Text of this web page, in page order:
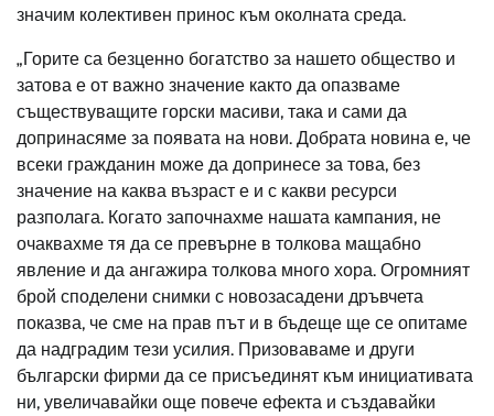
значим колективен принос към околната среда.
„Горите са безценно богатство за нашето общество и
затова е от важно значение както да опазваме
съществуващите горски масиви, така и сами да
допринасяме за появата на нови. Добрата новина е, че
всеки гражданин може да допринесе за това, без
значение на каква възраст е и с какви ресурси
разполага. Когато започнахме нашата кампания, не
очаквахме тя да се превърне в толкова мащабно
явление и да ангажира толкова много хора. Огромният
брой споделени снимки с новозасадени дръвчета
показва, че сме на прав път и в бъдеще ще се опитаме
да надградим тези усилия. Призоваваме и други
български фирми да се присъединят към инициативата
ни, увеличавайки още повече ефекта и създавайки